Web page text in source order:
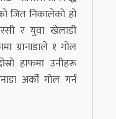
जित निकालेको हो
र युवा खेलाडी
ग्रानाडाले १ गोल
हाफमा उनीहरू
अर्को गोल गर्न